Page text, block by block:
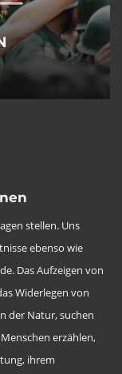
stellen. Uns
ebenso wie
Das Aufzeigen von
Widerlegen von
der Natur, suchen
erzählen,
ihrem